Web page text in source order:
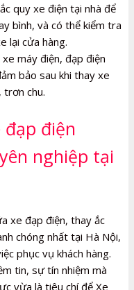
quy xe điện tại nhà để
bình, và có thể kiểm tra
lại cửa hàng.
máy điện, đạp điện
bảo sau khi thay xe
trơn chu.
điện
nghiệp tại
xe đạp điện, thay ắc
chóng nhất tại Hà Nội,
phục vụ khách hàng.
tin, sự tín nhiệm mà
vừa là tiêu chí để Xe